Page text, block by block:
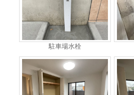
駐車場水栓